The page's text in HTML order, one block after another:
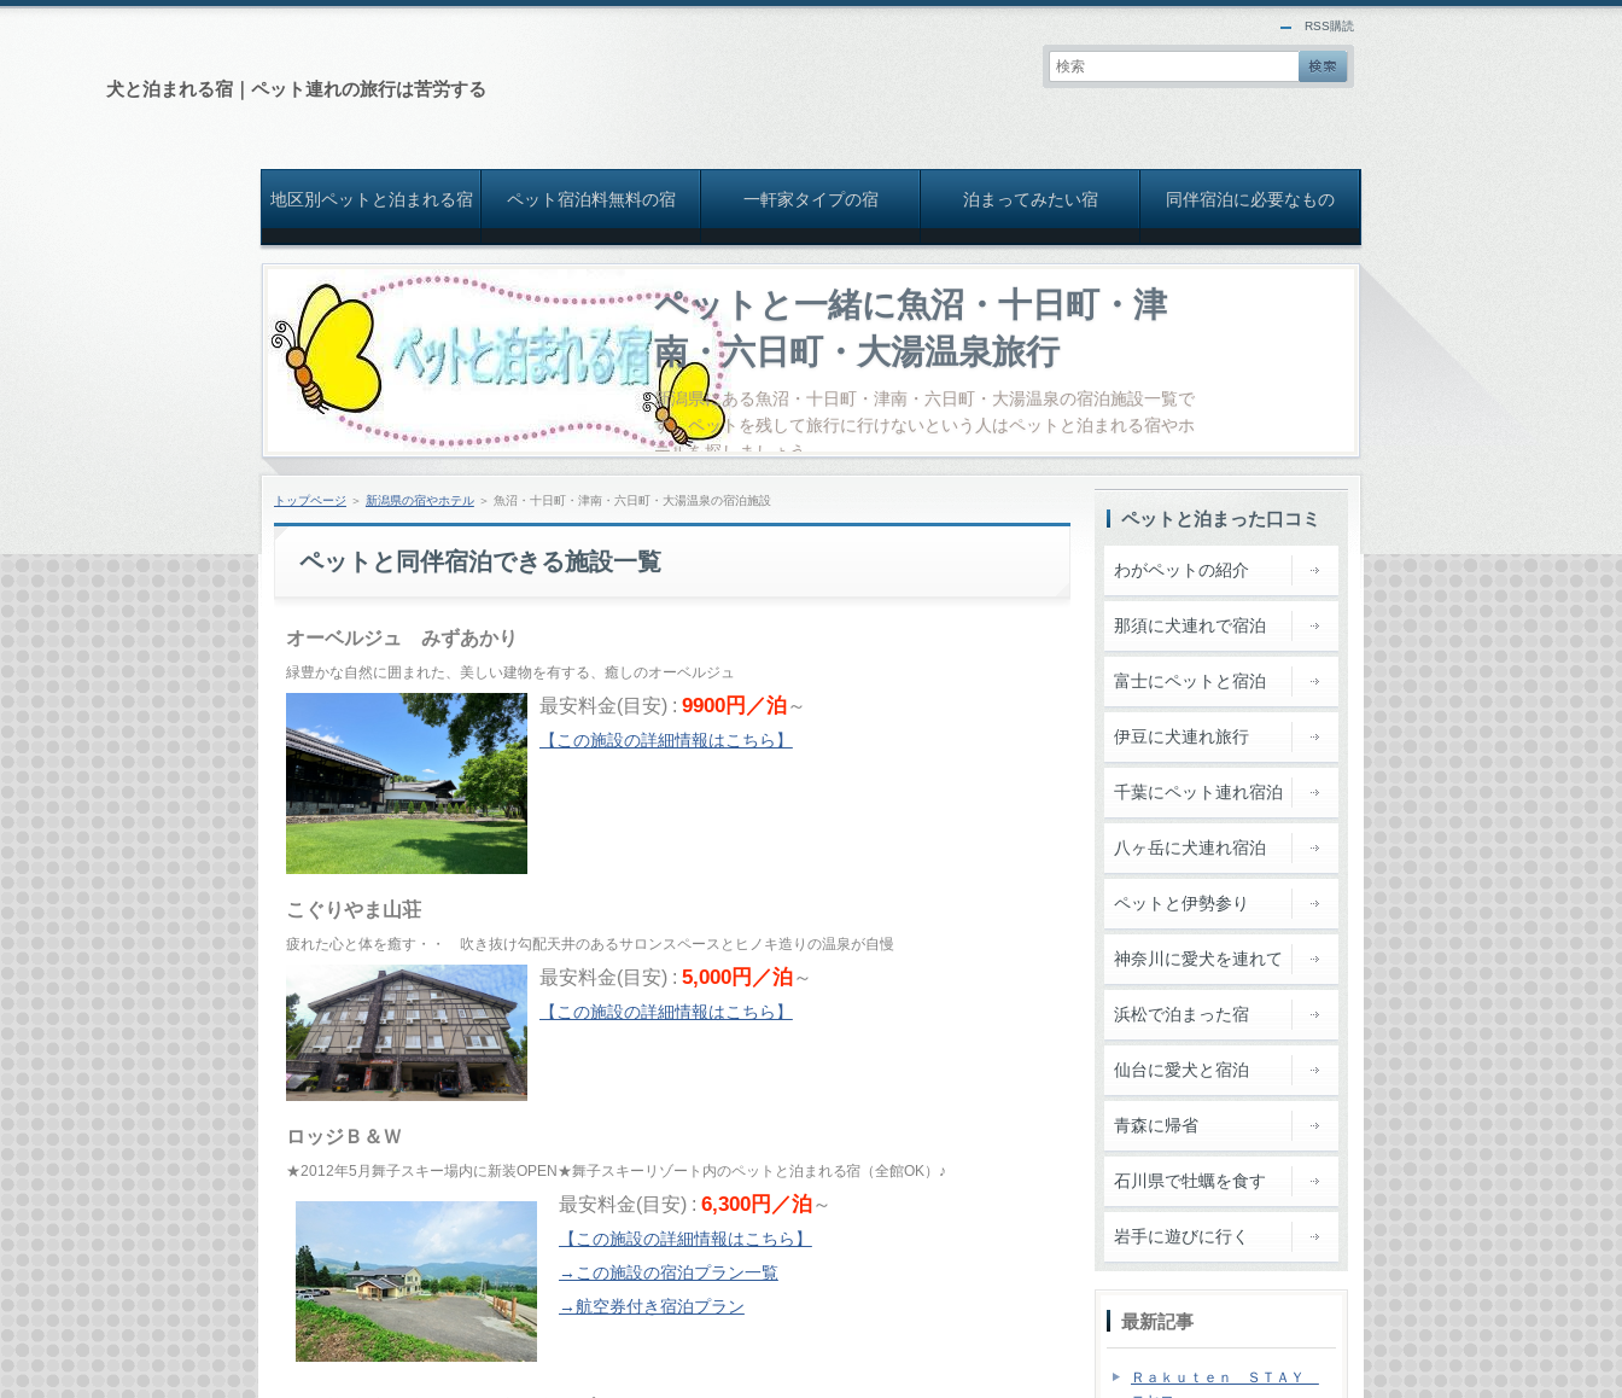
犬と泊まれる宿｜ペット連れの旅行は苦労する
地区別ペットと泊まれる宿 ペット宿泊料無料の宿 一軒家タイプの宿 泊まってみたい宿 同伴宿泊に必要なもの
RSS購読
ペットと一緒に魚沼・十日町・津
南・六日町・大湯温泉旅行
新潟県にある魚沼・十日町・津南・六日町・大湯温泉の宿泊施設一覧で
す。ペットを残して旅行に行けないという人はペットと泊まれる宿やホ
テルを探しましょう。
トップページ ＞ 新潟県の宿やホテル＞ 魚沼・十日町・津南・六日町・大湯温泉の宿泊施設
ペットと同伴宿泊できる施設一覧
オーベルジュ みずあかり
緑豊かな自然に囲まれた、美しい建物を有する、癒しのオーベルジュ
最安料金(目安) : 9900円／泊～
【この施設の詳細情報はこちら】
こぐりやま山荘
疲れた心と体を癒す・・ 吹き抜け勾配天井のあるサロンスペースとヒノキ造りの温泉が自慢
最安料金(目安) : 5,000円／泊～
【この施設の詳細情報はこちら】
ロッジＢ＆Ｗ
★2012年5月舞子スキー場内に新装OPEN★舞子スキーリゾート内のペットと泊まれる宿（全館OK）♪
最安料金(目安) : 6,300円／泊～
【この施設の詳細情報はこちら】
→この施設の宿泊プラン一覧
→航空券付き宿泊プラン
ペットと泊まった口コミ
わがペットの紹介
那須に犬連れで宿泊
富士にペットと宿泊
伊豆に犬連れ旅行
千葉にペット連れ宿泊
八ヶ岳に犬連れ宿泊
ペットと伊勢参り
神奈川に愛犬を連れて
浜松で泊まった宿
仙台に愛犬と宿泊
青森に帰省
石川県で牡蠣を食す
岩手に遊びに行く
最新記事
Ｒａｋｕｔｅｎ ＳＴＡＹ